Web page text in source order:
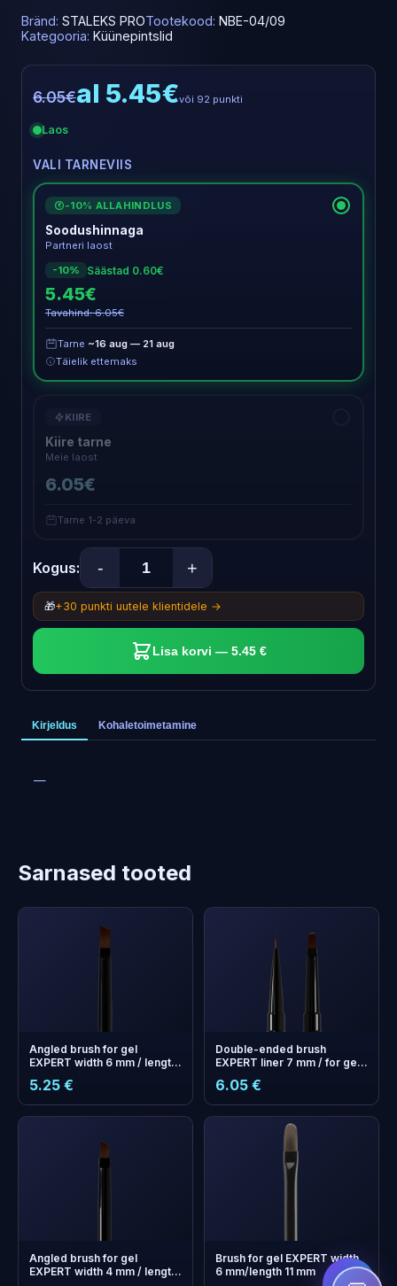
Bränd: STALEKS PROTootekood: NBE-04/09
Kategooria: Küünepintslid
6.05€al 5.45€või 92 punkti
Laos
VALI TARNEVIIS
€ -10% ALLAHINDLUS
Soodushinnaga
Partneri laost
-10%
Säästad 0.60€
5.45€
Tavahind: 6.05€
Tarne ~16 aug — 21 aug
Täielik ettemaks
KIIRE
Kiire tarne
Meie laost
6.05€
Tarne 1-2 päeva
Kogus: - +
🎁+30 punkti uutele klientidele →
Lisa korvi — 5.45 €
Kirjeldus Kohaletoimetamine
—
Sarnased tooted
Angled brush for gel
EXPERT width 6 mm / length
5.25 €
Double-ended brush
EXPERT liner 7 mm / for gel
6.05 €
Angled brush for gel
EXPERT width 4 mm / length
Brush for gel EXPERT width
6 mm/length 11 mm